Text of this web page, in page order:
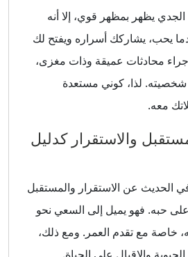
يظهر بمظهر قوي، إلا أنه
يحب، يشاركك أسراره ويفتح لك
محادثات عميقة وذات مغزى،
لذا، كوني مستعدة
معه.
والاستقرار كدليل
الحديث عن الاستقرار والمستقبل
حبه. فهو يميل إلى السعي نحو
خاصة مع تقدم العمر. ومع ذلك،